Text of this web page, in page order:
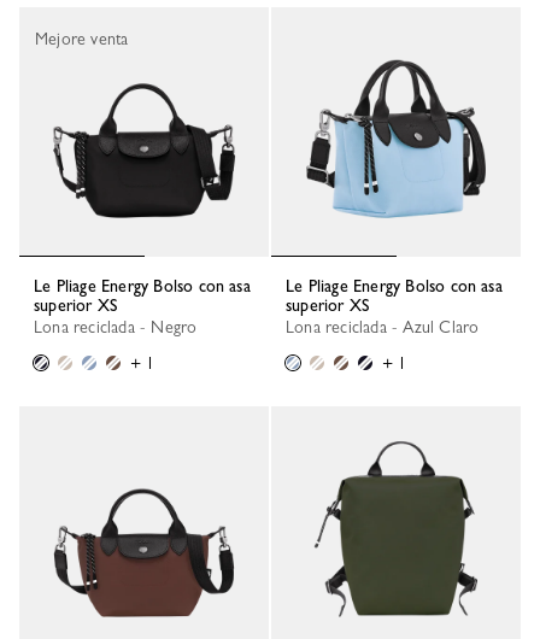
Le Pliage Energy Bolso con asa
superior XS
Lona reciclada - Negro
+ 1
Mejore venta
Le Pliage Energy Bolso con asa
superior XS
Lona reciclada - Azul Claro
+ 1